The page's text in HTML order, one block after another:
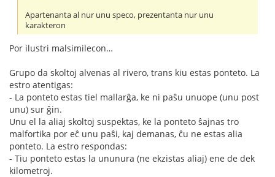
Apartenanta al nur unu speco, prezentanta nur unu
karakteron
Por ilustri malsimilecon…
Grupo da skoltoj alvenas al rivero, trans kiu estas ponteto. La
estro atentigas:
- La ponteto estas tiel mallarĝa, ke ni paŝu unuope (unu post
unu) sur ĝin.
Unu el la aliaj skoltoj suspektas, ke la ponteto ŝajnas tro
malfortika por eĉ unu paŝi, kaj demanas, ĉu ne estas alia
ponteto. La estro respondas:
- Tiu ponteto estas la ununura (ne ekzistas aliaj) ene de dek
kilometroj.